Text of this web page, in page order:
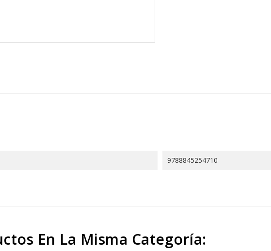
9788845254710
En La Misma Categoría: